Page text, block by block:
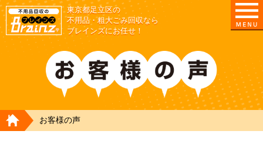
東京都足立区の
不用品・粗大ごみ回収なら
ブレインズにお任せ！
HOME
お客様の声